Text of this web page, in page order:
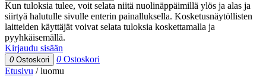
Kun tuloksia tulee, voit selata niitä nuolinäppäimillä ylös ja alas ja
siirtyä halutulle sivulle enterin painalluksella. Kosketusnäytöllisten
laitteiden käyttäjät voivat selata tuloksia koskettamalla ja
pyyhkäisemällä.
Kirjaudu sisään
0 Ostoskori 0 Ostoskori
Etusivu /luomu